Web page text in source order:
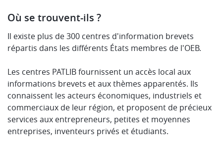
Où se trouvent-ils ?
Il existe plus de 300 centres d'information brevets
répartis dans les différents États membres de l'OEB.
Les centres PATLIB fournissent un accès local aux
informations brevets et aux thèmes apparentés. Ils
connaissent les acteurs économiques, industriels et
commerciaux de leur région, et proposent de précieux
services aux entrepreneurs, petites et moyennes
entreprises, inventeurs privés et étudiants.